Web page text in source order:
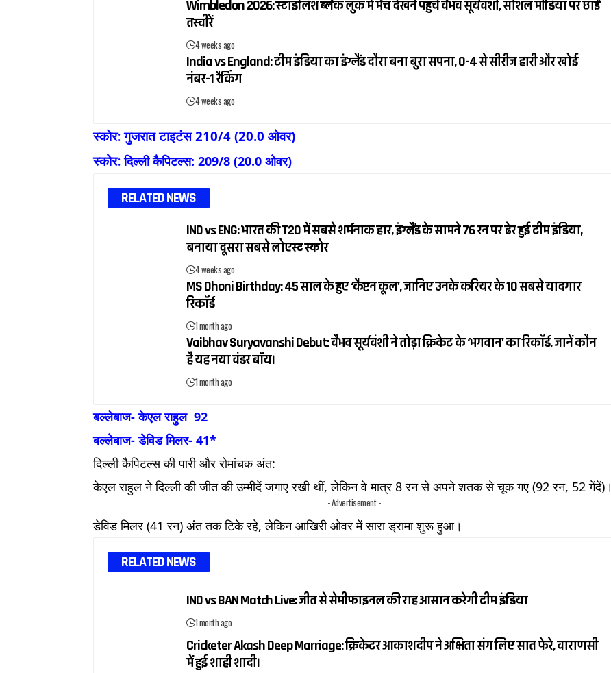
Wimbledon 2026: स्टाइलिश ब्लैक लुक में मैच देखने पहुंचे वैभव सूर्यवंशी, सोशल मीडिया पर छाईं
तस्वीरें
4 weeks ago
India vs England: टीम इंडिया का इंग्लैंड दौरा बना बुरा सपना, 0-4 से सीरीज हारी और खोई
नंबर-1 रैंकिंग
4 weeks ago
स्कोर: गुजरात टाइटंस 210/4 (20.0 ओवर)
स्कोर:दिल्ली कैपिटल्स: 209/8 (20.0 ओवर)
RELATED NEWS
IND vs ENG: भारत की T20 में सबसे शर्मनाक हार, इंग्लैंड के सामने 76 रन पर ढेर हुई टीम इंडिया,
बनाया दूसरा सबसे लोएस्ट स्कोर
4 weeks ago
MS Dhoni Birthday: 45 साल के हुए ‘कैप्टन कूल’, जानिए उनके करियर के 10 सबसे यादगार
रिकॉर्ड
1 month ago
Vaibhav Suryavanshi Debut: वैभव सूर्यवंशी ने तोड़ा क्रिकेट के ‘भगवान’ का रिकॉर्ड, जानें कौन
है यह नया वंडर बॉय।
1 month ago
बल्लेबाज- केएल राहुल 92
बल्लेबाज- डेविड मिलर- 41*
दिल्ली कैपिटल्स की पारी और रोमांचक अंत:
केएल राहुल ने दिल्ली की जीत की उम्मीदें जगाए रखी थीं, लेकिन वे मात्र 8 रन से अपने शतक से चूक गए (92 रन, 52 गेंदें)।
- Advertisement -
डेविड मिलर (41 रन) अंत तक टिके रहे, लेकिन आखिरी ओवर में सारा ड्रामा शुरू हुआ।
RELATED NEWS
IND vs BAN Match Live: जीत से सेमीफाइनल की राह आसान करेगी टीम इंडिया
1 month ago
Cricketer Akash Deep Marriage: क्रिकेटर आकाशदीप ने अक्षिता संग लिए सात फेरे, वाराणसी
में हुई शाही शादी।